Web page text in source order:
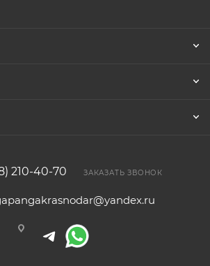
210-40-70 ЗАКАЗАТЬ ЗВОНОК